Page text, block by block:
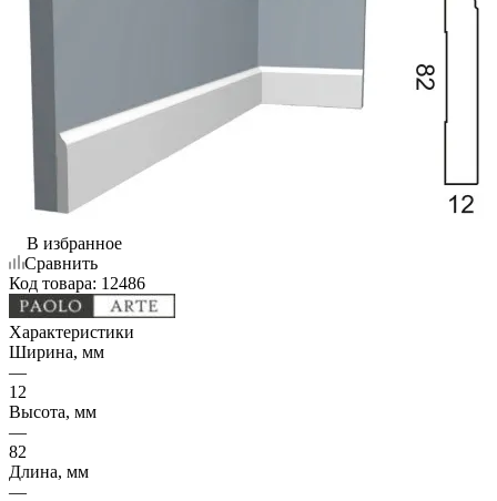
В избранное
Сравнить
Код товара: 12486
Характеристики
Ширина, мм
—
12
Высота, мм
—
82
Длина, мм
—